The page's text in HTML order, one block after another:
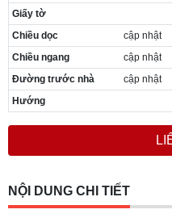
Cần thuê MBKD tại
Cần thuê MBKD tại
Cần thuê MBKD tại
Cần thuê MBKD tại Phường
Cần thuê MBKD tại
Cần thuê MBKD tại
Cần thuê MBKD tại
Cần thuê MBKD tại Phường
Cần thuê MBKD tại Phường
Cần thuê MBKD tại Phường
Cần thuê MBKD tại
Giấy tờ
Chiều dọc
cập nhật
Chiều ngang
cập nhật
Đường trước nhà
cập nhật
Hướng
NỘI DUNG CHI TIẾT